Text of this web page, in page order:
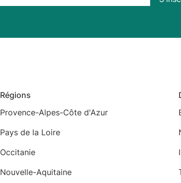
Régions
Provence-Alpes-Côte d'Azur
Pays de la Loire
Occitanie
Nouvelle-Aquitaine